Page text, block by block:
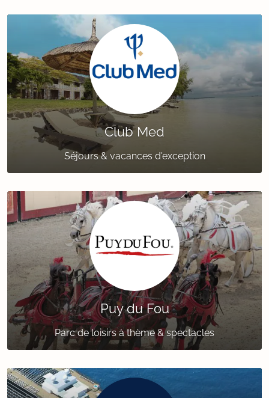
Club Med
Séjours & vacances d'exception
Puy du Fou
Parc de loisirs à thème & spectacles